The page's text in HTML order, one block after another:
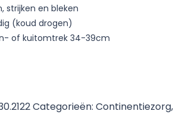
strijken en bleken
(koud drogen)
of kuitomtrek 34-39cm
Categorieën: Continentiezorg,